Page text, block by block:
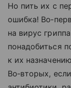
Но пить их с
ошибка!
на вирус
понадобиться
к их
Во‑вторых,